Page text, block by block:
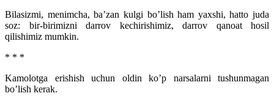
Bilasizmi, menimcha, ba’zan kulgi bo’lish ham yaxshi, hatto juda
soz: bir-birimizni darrov kechirishimiz, darrov qanoat hosil
qilishimiz mumkin.
* * *
Kamolotga erishish uchun oldin ko’p narsalarni tushunmagan
bo’lish kerak.